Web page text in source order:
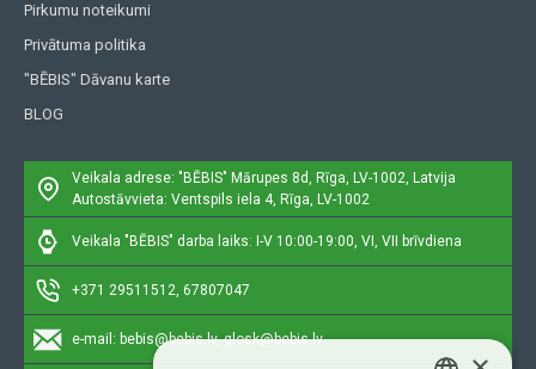
Pirkumu noteikumi
Privātuma politika
"BĒBIS" Dāvanu karte
BLOG
Veikala adrese: "BĒBIS" Mārupes 8d, Rīga, LV-1002, Latvija
Autostāvvieta: Ventspils iela 4, Rīga, LV-1002
Veikala "BĒBIS" darba laiks: I-V 10:00-19:00, VI, VII brīvdiena
+371 29511512, 67807047
e-mail: bebis@bebis.lv, glosk@bebis.lv